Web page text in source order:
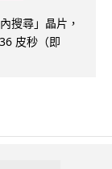
搜尋」晶片，
皮秒（即